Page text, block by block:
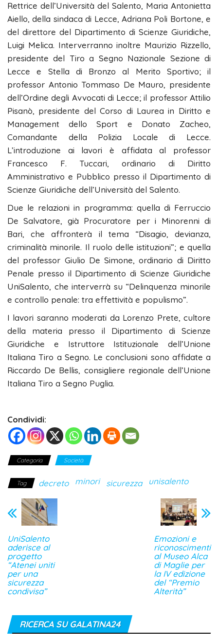
Rettrice dell’Università del Salento, Maria Antonietta
Aiello, della sindaca di Lecce, Adriana Poli Bortone, e
del direttore del Dipartimento di Scienze Giuridiche,
Luigi Melica. Interverranno inoltre Maurizio Rizzello,
presidente del Tiro a Segno Nazionale Sezione di
Lecce e Stella di Bronzo al Merito Sportivo; il
professor Antonio Tommaso De Mauro, presidente
dell’Ordine degli Avvocati di Lecce; il professor Attilio
Pisanò, presidente del Corso di Laurea in Diritto e
Management dello Sport e Donato Zacheo,
Comandante della Polizia Locale di Lecce.
L’introduzione ai lavori è affidata al professor
Francesco F. Tuccari, ordinario di Diritto
Amministrativo e Pubblico presso il Dipartimento di
Scienze Giuridiche dell’Università del Salento.
Due le relazioni in programma: quella di Ferruccio
De Salvatore, già Procuratore per i Minorenni di
Bari, che affronterà il tema “Disagio, devianza,
criminalità minorile. Il ruolo delle istituzioni”; e quella
del professor Giulio De Simone, ordinario di Diritto
Penale presso il Dipartimento di Scienze Giuridiche
UniSalento, che interverrà su “Delinquenza minorile
e controllo penale: tra effettività e populismo”.
I lavori saranno moderati da Lorenzo Prete, cultore
della materia presso il Dipartimento di Scienze
Giuridiche e Istruttore Istituzionale dell’Unione
Italiana Tiro a Segno. Le conclusioni sono affidate a
Riccardo De Bellis, consigliere regionale dell’Unione
Italiana Tiro a Segno Puglia.
Condividi:
Categoria Società
Tag decreto minori sicurezza unisalento
UniSalento
aderisce al
progetto
“Atenei uniti
per una
sicurezza
condivisa”
Emozioni e
riconoscimenti
al Museo Alca
di Maglie per
la IV edizione
del “Premio
Alterità”
RICERCA SU GALATINA24